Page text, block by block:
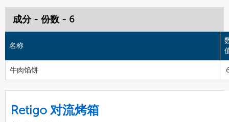
成分 - 份数 - 6
名称
牛肉馅饼
Retigo 对流烤箱